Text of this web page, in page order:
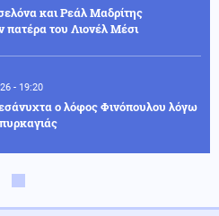
και Ρεάλ Μαδρίτης
πατέρα του Λιονέλ Μέσι
- 19:20
ο λόφος Φινόπουλου λόγω